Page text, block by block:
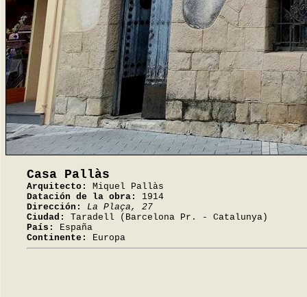
Casa Pallàs
Arquitecto:
Miquel Pallàs
Datación de la obra:
1914
Dirección:
La Plaça, 27
Ciudad:
Taradell (Barcelona Pr. - Catalunya)
País:
España
Continente:
Europa